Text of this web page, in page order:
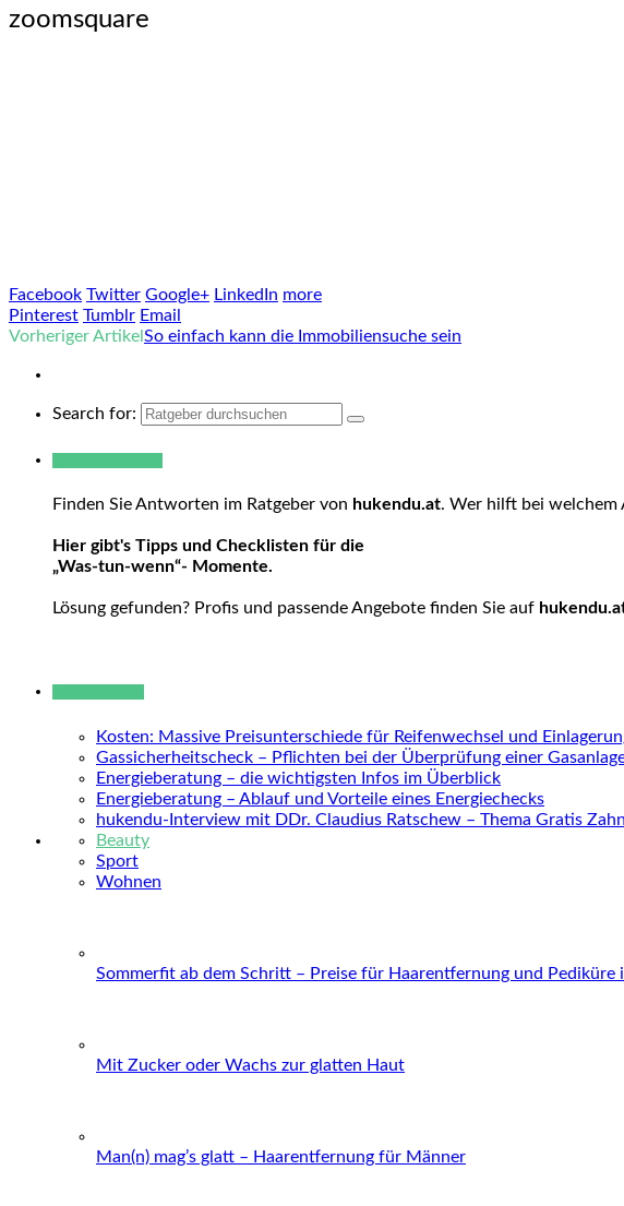
zoomsquare
Facebook Twitter Google+ LinkedIn more
Pinterest Tumblr Email
Vorheriger Artikel So einfach kann die Immobiliensuche sein
Search for:
Finden Sie Antworten im Ratgeber von hukendu.at. Wer hilft bei welchem
Hier gibt's Tipps und Checklisten für die
„Was-tun-wenn“- Momente.
Lösung gefunden? Profis und passende Angebote finden Sie auf
Kosten: Massive Preisunterschiede für Reifenwechsel und
Gassicherheitscheck – Pflichten bei der Überprüfung einer
Energieberatung – die wichtigsten Infos im Überblick
Energieberatung – Ablauf und Vorteile eines Energiechecks
hukendu-Interview mit DDr. Claudius Ratschew – Thema Gratis
Beauty
Sport
Wohnen
Sommerfit ab dem Schritt – Preise für Haarentfernung und Pediküre
Mit Zucker oder Wachs zur glatten Haut
Man(n) mag’s glatt – Haarentfernung für Männer